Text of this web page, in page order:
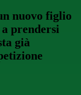
nuovo figlio
prendersi
già